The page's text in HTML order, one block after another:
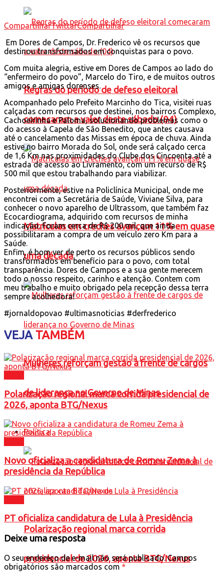
Regras do período de defeso eleitoral
comecaram a valer deste sábado (04)
Matrículas em creches avançam 11% em quase
uma década
Mulheres reforçam gestão à frente de cargos
de liderança no Governo de Minas
Política
Polarização regional marca corrida
presidencial de 2026, aponta BTG/Nexus
CompartilharTwittarCompartilhar
Em Dores de Campos, Dr. Frederico vê os recursos que
destinou transformados em conquistas para o povo.
Com muita alegria, estive em Dores de Campos ao lado do
“enfermeiro do povo”, Marcelo do Tiro, e de muitos outros
amigos e amigas dorenses.
Acompanhado pelo Prefeito Marcinho do Tica, visitei ruas
calçadas com recursos que destinei, nos bairros Complexo,
Cachoeirinha e Paloma, solucionando problemas como o
do acesso à Capela de São Benedito, que antes causava
até o cancelamento das Missas em época de chuva. Ainda
estive no bairro Morada do Sol, onde será calçado cerca
de 1,6 Km nas proximidades do Clube dos Cincoenta até a
estrada de acesso ao Livramento, com um recurso de R$
500 mil que estou trabalhando para viabilizar.
Posteriormente, estive na Policlínica Municipal, onde me
encontrei com a Secretária de Saúde, Viviane Silva, para
conhecer o novo aparelho de Ultrassom, que também faz
Ecocardiograma, adquirido com recursos de minha
indicação. Foram cerca de R$ 200 mil, que ainda
possibilitaram a compra de um veículo zero Km para a
Saúde.
Enfim, é bom ver de perto os recursos públicos sendo
transformados em benefício para o povo, com total
transparência. Dores de Campos e a sua gente merecem
todo o nosso respeito, carinho e atenção. Contem com
meu trabalho e muito obrigado pela recepção dessa terra
sempre acolhedora!
#jornaldopovao #ultimasnoticias #derfrederico
VEJATAMBÉM
Polarização regional marca corrida presidencial de
2026, aponta BTG/Nexus
Novo oficializa a candidatura de Romeu Zema à
presidência da República
PT oficializa candidatura de Lula à Presidência
Deixe uma resposta
O seu endereço de e-mail não será publicado.Campos
obrigatórios são marcados com *